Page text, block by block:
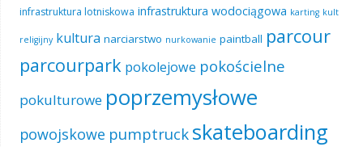
infrastruktura lotniskowa infrastruktura wodociągowa karting kult
religijny kultura narciarstwo nurkowanie paintball parcour
parcourpark pokolejowe pokościelne
pokulturowe poprzemysłowe
powojskowe pumptruck skateboarding